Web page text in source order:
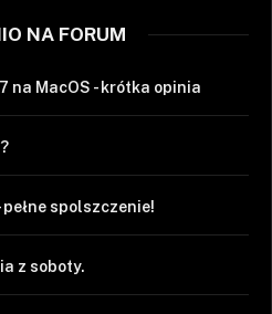
NA FORUM
na MacOS - krótka opinia
spolszczenie!
z soboty.